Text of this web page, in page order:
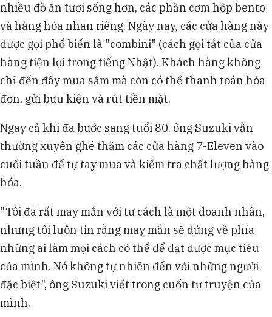
nhiều đồ ăn tươi sống hơn, các phần cơm hộp bento
và hàng hóa nhãn riêng. Ngày nay, các cửa hàng này
được gọi phổ biến là "combini" (cách gọi tắt của cửa
hàng tiện lợi trong tiếng Nhật). Khách hàng không
chỉ đến đây mua sắm mà còn có thể thanh toán hóa
đơn, gửi bưu kiện và rút tiền mặt.
Ngay cả khi đã bước sang tuổi 80, ông Suzuki vẫn
thường xuyên ghé thăm các cửa hàng 7-Eleven vào
cuối tuần để tự tay mua và kiểm tra chất lượng hàng
hóa.
"Tôi đã rất may mắn với tư cách là một doanh nhân,
nhưng tôi luôn tin rằng may mắn sẽ đứng về phía
những ai làm mọi cách có thể để đạt được mục tiêu
của mình. Nó không tự nhiên đến với những người
đặc biệt", ông Suzuki viết trong cuốn tự truyện của
mình.